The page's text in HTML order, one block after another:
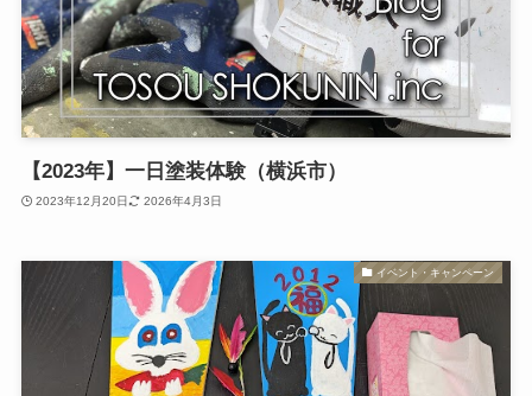
【2023年】一日塗装体験（横浜市）
2023年12月20日 2026年4月3日
イベント・キャンペーン